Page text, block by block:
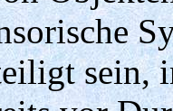
sein,